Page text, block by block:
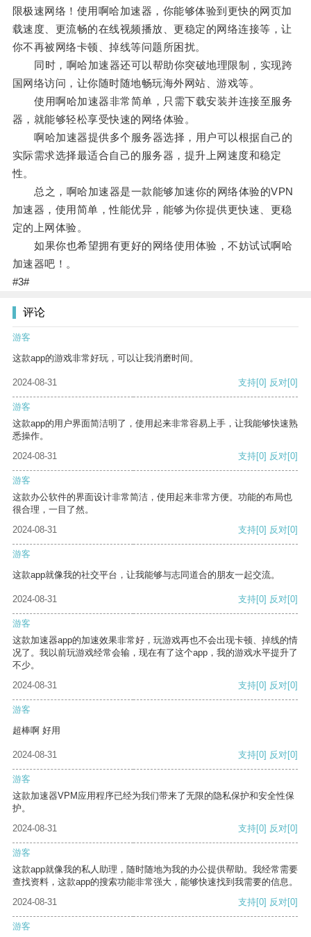
限极速网络！使用啊哈加速器，你能够体验到更快的网页加
载速度、更流畅的在线视频播放、更稳定的网络连接等，让
你不再被网络卡顿、掉线等问题所困扰。
同时，啊哈加速器还可以帮助你突破地理限制，实现跨
国网络访问，让你随时随地畅玩海外网站、游戏等。
使用啊哈加速器非常简单，只需下载安装并连接至服务
器，就能够轻松享受快速的网络体验。
啊哈加速器提供多个服务器选择，用户可以根据自己的
实际需求选择最适合自己的服务器，提升上网速度和稳定
性。
总之，啊哈加速器是一款能够加速你的网络体验的VPN
加速器，使用简单，性能优异，能够为你提供更快速、更稳
定的上网体验。
如果你也希望拥有更好的网络使用体验，不妨试试啊哈
加速器吧！。
#3#
评论
游客
这款app的游戏非常好玩，可以让我消磨时间。
2024-08-31 支持[0] 反对[0]
游客
这款app的用户界面简洁明了，使用起来非常容易上手，让我能够快速熟
悉操作。
2024-08-31
支持[0] 反对[0]
游客
这款办公软件的界面设计非常简洁，使用起来非常方便。功能的布局也
很合理，一目了然。
2024-08-31
支持[0] 反对[0]
游客
这款app就像我的社交平台，让我能够与志同道合的朋友一起交流。
2024-08-31 支持[0] 反对[0]
游客
这款加速器app的加速效果非常好，玩游戏再也不会出现卡顿、掉线的情
况了。我以前玩游戏经常会输，现在有了这个app，我的游戏水平提升了
不少。
2024-08-31
支持[0] 反对[0]
游客
超棒啊 好用
2024-08-31 支持[0] 反对[0]
游客
这款加速器VPM应用程序已经为我们带来了无限的隐私保护和安全性保
护。
2024-08-31
支持[0] 反对[0]
游客
这款app就像我的私人助理，随时随地为我的办公提供帮助。我经常需要
查找资料，这款app的搜索功能非常强大，能够快速找到我需要的信息。
2024-08-31
支持[0] 反对[0]
游客